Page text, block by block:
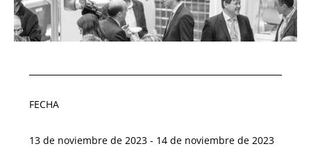
FECHA
13 de noviembre de 2023 - 14 de noviembre de 2023